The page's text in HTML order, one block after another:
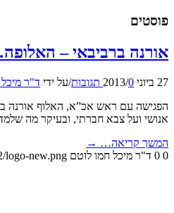
פוסטים
אורנה ברביבאי –
27 ביוני 2013 /0 תגובות /על ידי ד"ר
הפגישה עם ראש אכ”א, האלוף אורנה
אנושי ועל צבא חברתי, ובעיקר מה
המשך קריאה… →
0
0 ד"ר מיכל חמו לוטם logo-new.png